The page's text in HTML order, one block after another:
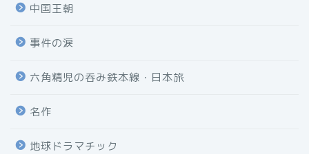
中国王朝
事件の涙
六角精児の呑み鉄本線・日本旅
名作
地球ドラマチック